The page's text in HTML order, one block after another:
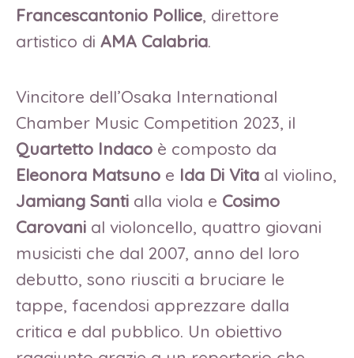
Francescantonio Pollice, direttore
artistico di AMA Calabria.
Vincitore dell’Osaka International
Chamber Music Competition 2023, il
Quartetto Indaco è composto da
Eleonora Matsuno e Ida Di Vita al violino,
Jamiang Santi alla viola e Cosimo
Carovani al violoncello, quattro giovani
musicisti che dal 2007, anno del loro
debutto, sono riusciti a bruciare le
tappe, facendosi apprezzare dalla
critica e dal pubblico. Un obiettivo